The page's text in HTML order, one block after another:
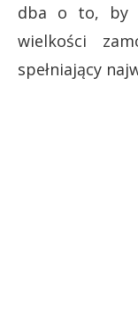
dba o to, by
wielkości
spełniający